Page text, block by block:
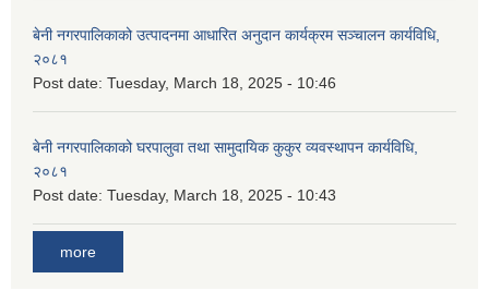
बेनी नगरपालिकाको उत्पादनमा आधारित अनुदान कार्यक्रम सञ्‍चालन कार्यविधि,
२०८१
Post date: Tuesday, March 18, 2025 - 10:46
बेनी नगरपालिकाको घरपालुवा तथा सामुदायिक कुकुर व्यवस्थापन कार्यविधि,
२०८१
Post date: Tuesday, March 18, 2025 - 10:43
more